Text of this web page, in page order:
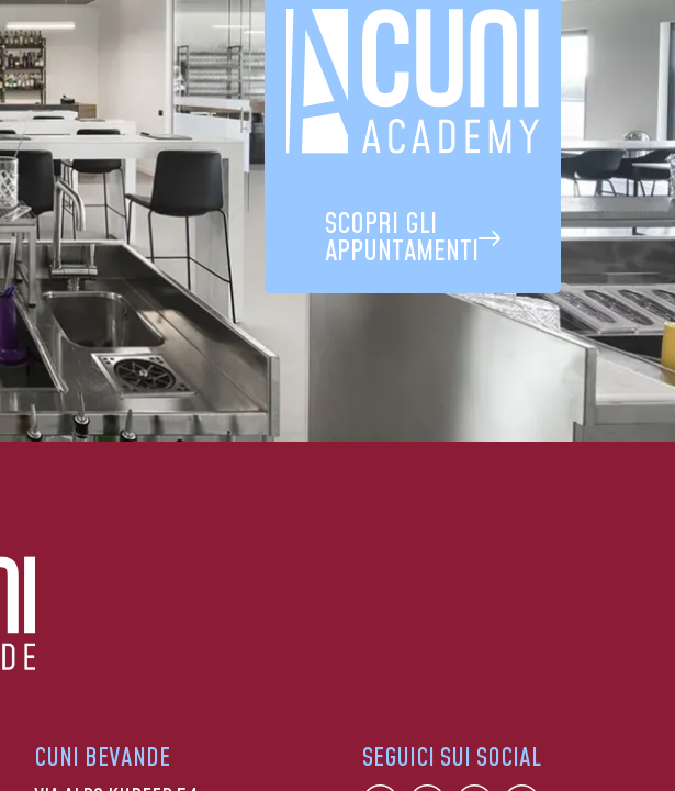
SCOPRI GLI
APPUNTAMENTI
CUNI BEVANDE SEGUICI SUI SOCIAL